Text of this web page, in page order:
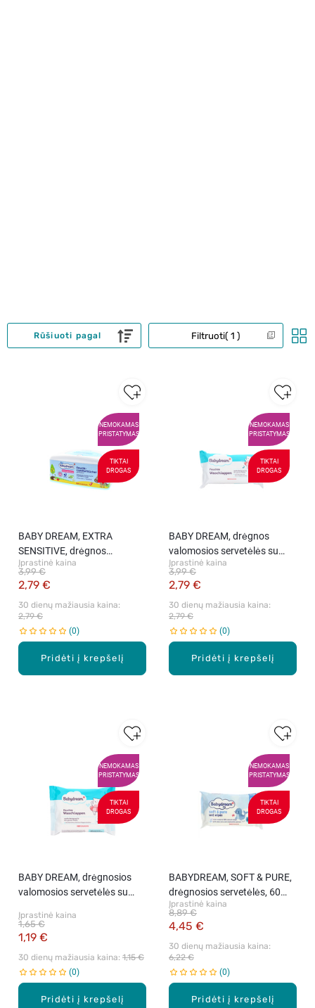
Filtruoti 1
Rūšiuoti pagal
NEMOKAMAS
PRISTATYMAS
TIKTAI
DROGAS
Pridėti į krepšelį
BABY DREAM, EXTRA
SENSITIVE, drėgnos
servetėlės, 80 vnt.
Įprastinė kaina
2,79 €
3,99 €
30 dienų mažiausia kaina:
2,79 €
0
NEMOKAMAS
PRISTATYMAS
TIKTAI
DROGAS
Pridėti į krepšelį
BABY DREAM, drėgnos
valomosios servetėlės su
alavijais, 80 vnt.
Įprastinė kaina
2,79 €
3,99 €
30 dienų mažiausia kaina:
2,79 €
0
NEMOKAMAS
PRISTATYMAS
TIKTAI
DROGAS
Pridėti į krepšelį
BABY DREAM, drėgnosios
valomosios servetėlės su
Įprastinė kaina
1,19 €
1,65 €
30 dienų mažiausia kaina: 1,15 €
0
NEMOKAMAS
PRISTATYMAS
TIKTAI
DROGAS
Pridėti į krepšelį
BABYDREAM, SOFT & PURE,
drėgnosios servetėlės, 60
vnt.
Įprastinė kaina
4,45 €
8,89 €
30 dienų mažiausia kaina:
6,22 €
0